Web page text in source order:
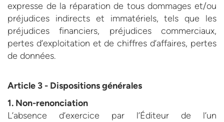
expresse de la réparation de tous dommages et/ou
préjudices indirects et immatériels, tels que les
préjudices financiers, préjudices commerciaux,
pertes d’exploitation et de chiffres d’affaires, pertes
de données.
Article 3 - Dispositions générales
1. Non-renonciation
L’absence d’exercice par l’Éditeur de l’un